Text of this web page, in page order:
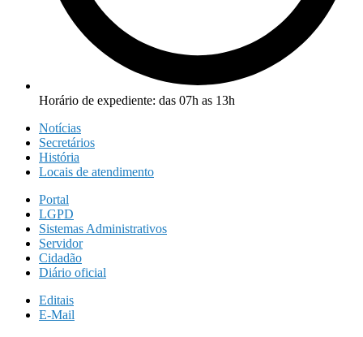
Horário de expediente: das 07h as 13h
Notícias
Secretários
História
Locais de atendimento
Portal
LGPD
Sistemas Administrativos
Servidor
Cidadão
Diário oficial
Editais
E-Mail